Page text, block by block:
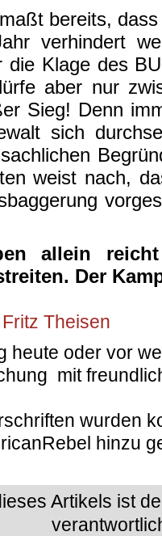
bereits,
verhindert
die Klage des
aber nur
Sieg! Denn
sich
weist nach,
allein
Der
Theisen
heute oder vor
mit
wurden
hinzu
Artikels ist